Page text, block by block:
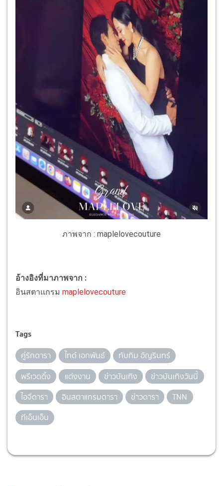
ภาพจาก : maplelovecouture
อ้างอิงที่มาภาพจาก :
อินสตาแกรม maplelovecouture
Tags
คู่รักดารา ไทด์ เอกพันธ์
ทับทิม อัญรินทร์
พรีเวดดิ้ง
แต่งงาน ข่าวบันเทิง
ข่าวบันเทิงวันนี้
ไอจีดารา
อินสตาแกรมดารา ข่าวดารา
TNN
ทีเอ็นเอ็น